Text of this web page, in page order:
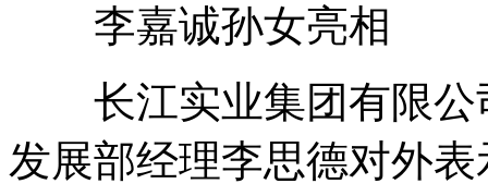
李嘉诚孙女亮相
长江实业集团有限公
发展部经理李思德对外